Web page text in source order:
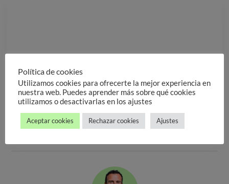
GUÍA DE PRECIOS
Estamos en Valencia ciudad y Alcácer en España
VER PRECIOS
Política de cookies
Utilizamos cookies para ofrecerte la mejor experiencia en
nuestra web. Puedes aprender más sobre qué cookies
utilizamos o desactivarlas en los ajustes
Aceptar cookies Rechazar cookies Ajustes